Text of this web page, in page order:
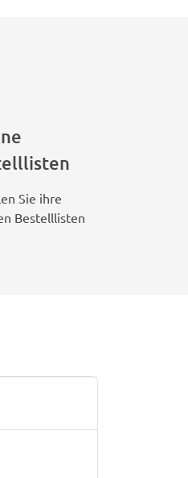
Sie ihre
Bestelllisten